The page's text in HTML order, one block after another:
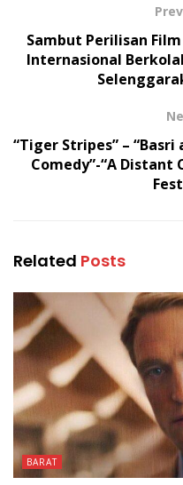
Sambut Perilisan
Internasional
“Tiger Stripes” –
Comedy”-“A Distant
Related Posts
BARAT